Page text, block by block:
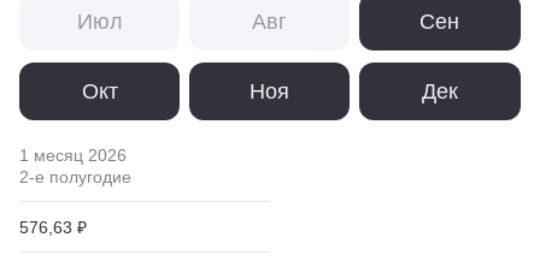
Июл Авг Сен
Окт Ноя Дек
1 месяц 2026
2-е полугодие
576,63 ₽